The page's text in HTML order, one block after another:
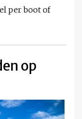
per boot of
op